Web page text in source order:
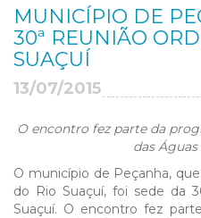
MUNICÍPIO DE
30ª REUNIÃO
SUAÇUÍ
13/07/2015
O encontro fez parte da
das
O município de Peçanha,
do Rio Suaçuí, foi sede da
Suaçuí. O encontro fez